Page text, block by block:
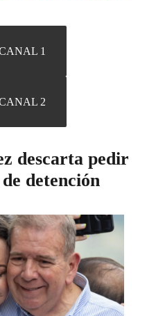
1
2
descarta pedir
detención